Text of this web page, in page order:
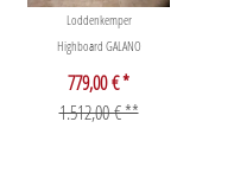
Loddenkemper
Highboard GALANO
779,00 € *
1.512,00 € **